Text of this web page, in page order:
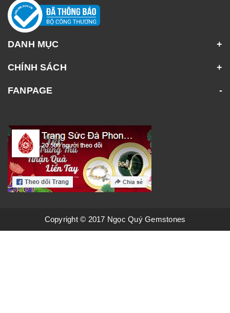
DANH MỤC
CHÍNH SÁCH
FANPAGE
Copyright © 2017 Ngọc Quý Gemstones